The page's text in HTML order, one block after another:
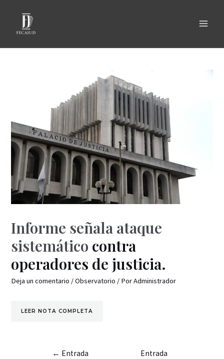
Informe señala ataque
sistemático contra
operadores de justicia.
Deja un comentario /Observatorio / PorAdministrador
LEER NOTA COMPLETA
← Entrada
Entrada